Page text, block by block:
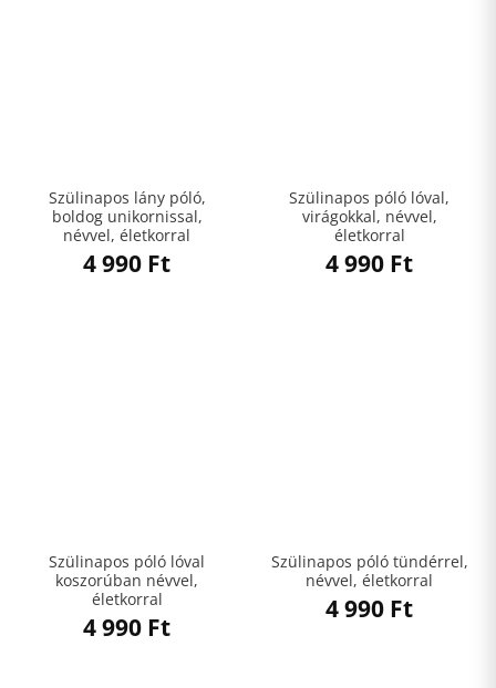
Szülinapos lány póló,
boldog unikornissal,
névvel, életkorral
4 990 Ft
Szülinapos póló lóval,
virágokkal, névvel,
életkorral
4 990 Ft
Szülinapos póló lóval
koszorúban névvel,
életkorral
4 990 Ft
Szülinapos póló tündérrel,
névvel, életkorral
4 990 Ft